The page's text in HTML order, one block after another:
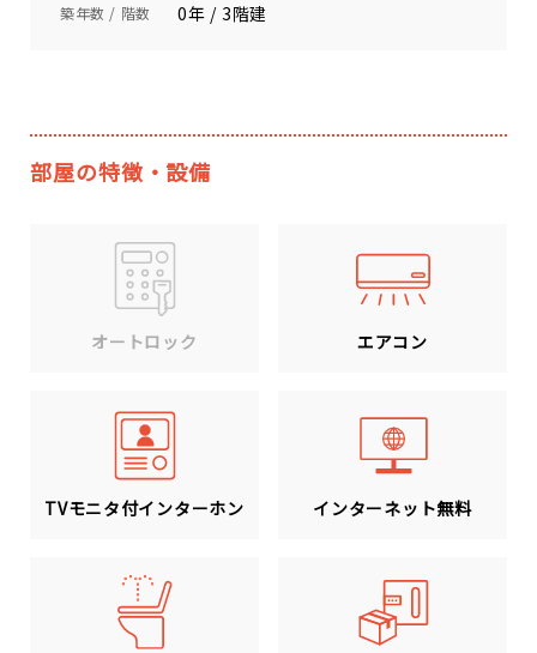
築年数 / 階数 0年 / 3階建
部屋の特徴・設備
オートロック エアコン
TVモニタ付インターホン インターネット無料